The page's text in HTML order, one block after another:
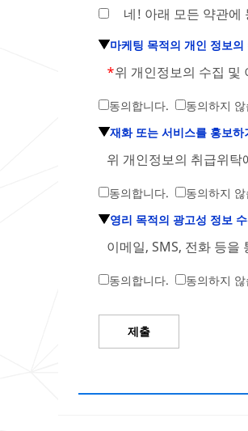
네! 아래 모든 약관에
마케팅 목적의 개인 정보
*위 개인정보의 수집 및
동의합니다.
동의하지
재화 또는 서비스를 홍보
위 개인정보의 취급위탁
동의합니다.
동의하지
영리 목적의 광고성 정보
이메일, SMS, 전화 등을
동의합니다. 동의하지
제출
사
출